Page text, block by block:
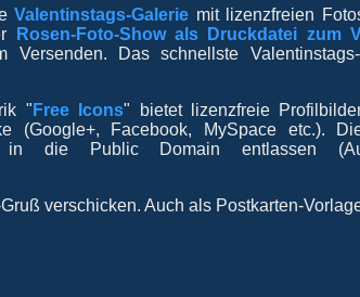
Valentinstags-Galerie mit lizenzfreien
Rosen-Foto-Show als Druckdatei zum
Versenden. Das schnellste
" Free Icons" bietet lizenzfreie
(Google+, Facebook, MySpace etc.).
in die Public Domain entlassen
verschicken. Auch als Postkarten-